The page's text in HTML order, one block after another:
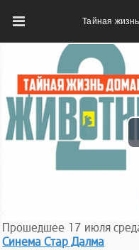
Тайная
Прошедшее 17 июля
Синема Стар Далма